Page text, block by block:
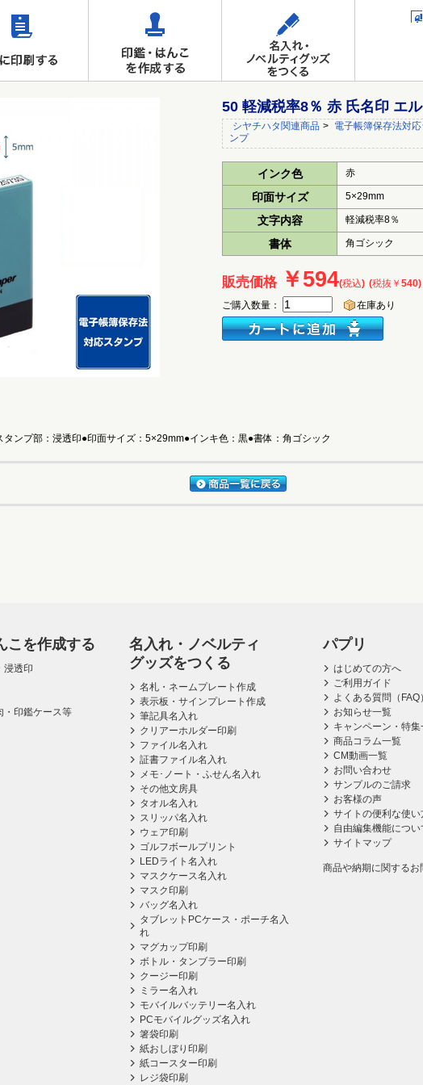
50 軽減税率8％ 赤 氏名印 エ
シヤチハタ関連商品 > 電子帳簿保存法対
ンプ
インク色 赤
印面サイズ 5×29mm
文字内容 軽減税率8％
書体 角ゴシック
販売価格 ￥594(税込) (税抜￥540)
ご購入数量： 在庫あり
タンプ部：浸透印●印面サイズ：5×29mm●インキ色：黒●書体：角ゴシック
こを作成する
浸透印
・印鑑ケース等
名入れ・ノベルティ
グッズをつくる
名札・ネームプレート作成
表示板・サインプレート作成
筆記具名入れ
クリアーホルダー印刷
ファイル名入れ
証書ファイル名入れ
メモ･ノート・ふせん名入れ
その他文房具
タオル名入れ
スリッパ名入れ
ウェア印刷
ゴルフボールプリント
LEDライト名入れ
マスクケース名入れ
マスク印刷
バッグ名入れ
タブレットPCケース・ポーチ名入
れ
マグカップ印刷
ボトル・タンブラー印刷
クージー印刷
ミラー名入れ
モバイルバッテリー名入れ
PCモバイルグッズ名入れ
箸袋印刷
紙おしぼり印刷
紙コースター印刷
レジ袋印刷
パプリ
はじめての方へ
ご利用ガイド
よくある質問（FAQ
お知らせ一覧
キャンペーン・特集
商品コラム一覧
CM動画一覧
お問い合わせ
サンプルのご請求
お客様の声
サイトの便利な使い
自由編集機能につい
サイトマップ
商品や納期に関するお